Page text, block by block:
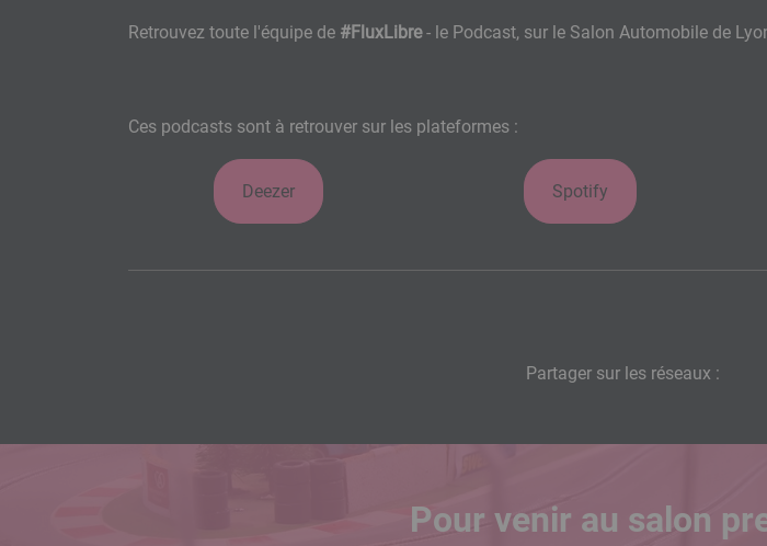
Retrouvez toute l'équipe de #FluxLibre- le Podcast, sur le Salon Automobile de
Ces podcasts sont à retrouver sur les plateformes :
Deezer Spotify
Partager sur les réseaux :
Pour venir au salon